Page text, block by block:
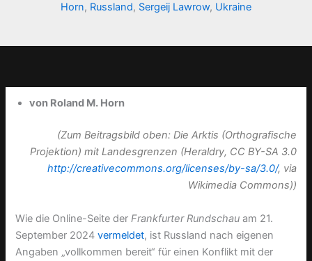
Horn, Russland, Sergeij Lawrow, Ukraine
von Roland M. Horn
(Zum Beitragsbild oben: Die Arktis (Orthografische
Projektion) mit Landesgrenzen (Heraldry, CC BY-SA 3.0
http://creativecommons.org/licenses/by-sa/3.0/, via
Wikimedia Commons))
Wie die Online-Seite derFrankfurter Rundschau am 21.
September 2024vermeldet, ist Russland nach eigenen
Angaben „vollkommen bereit“ für einen Konflikt mit der